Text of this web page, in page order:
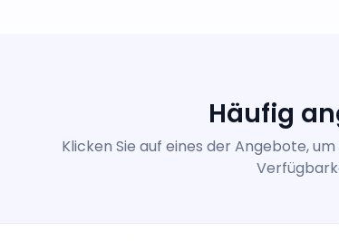
Häufig
Klicken Sie auf eines der Angebote,